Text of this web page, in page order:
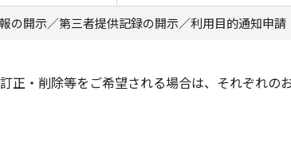
の開示／第三者提供記録の開示／利用目的通知申請
正・削除等をご希望される場合は、それぞれの